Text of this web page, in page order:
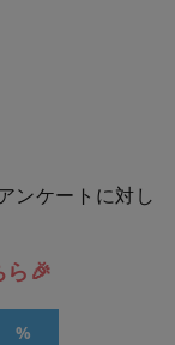
ンケートに対し
ら🎉
%